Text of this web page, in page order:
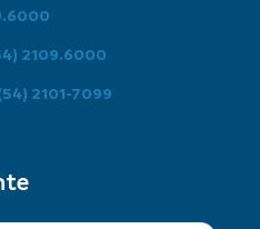
2109.6000
2101-7099